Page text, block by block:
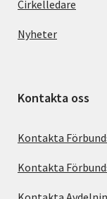
Cirkelledare
Nyheter
Kontakta oss
Kontakta
Kontakta